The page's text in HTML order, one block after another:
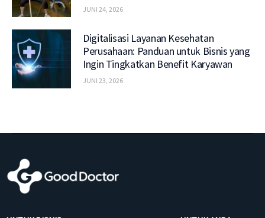
JUNI 24, 2026
Digitalisasi Layanan Kesehatan
Perusahaan: Panduan untuk Bisnis yang
Ingin Tingkatkan Benefit Karyawan
JUNI 23, 2026